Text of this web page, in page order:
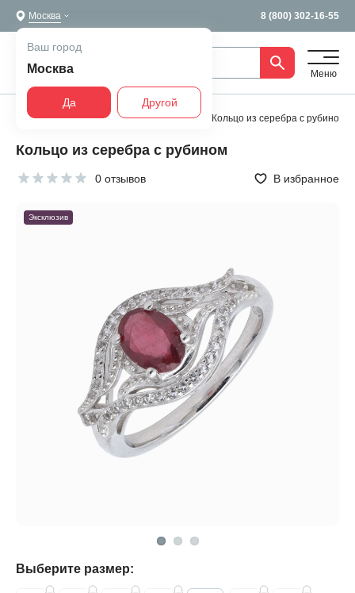
Москва 8 (800) 302-16-55
Ваш город
Москва
Да Другой
Меню
Главная Все украшения Кольца Кольцо из серебра с рубином
Кольцо из серебра с рубином
0 отзывов В избранное
Эксклюзив
Выберите размер: